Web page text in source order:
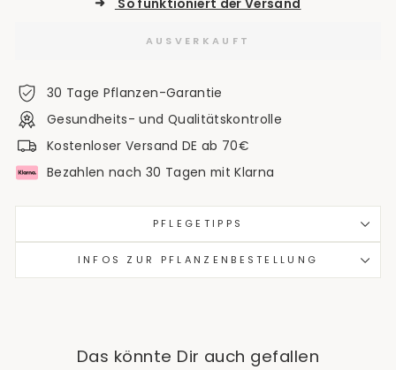
So funktioniert der Versand
AUSVERKAUFT
30 Tage Pflanzen-Garantie
Gesundheits- und Qualitätskontrolle
Kostenloser Versand DE ab 70€
Bezahlen nach 30 Tagen mit Klarna
PFLEGETIPPS
INFOS ZUR PFLANZENBESTELLUNG
Das könnte Dir auch gefallen